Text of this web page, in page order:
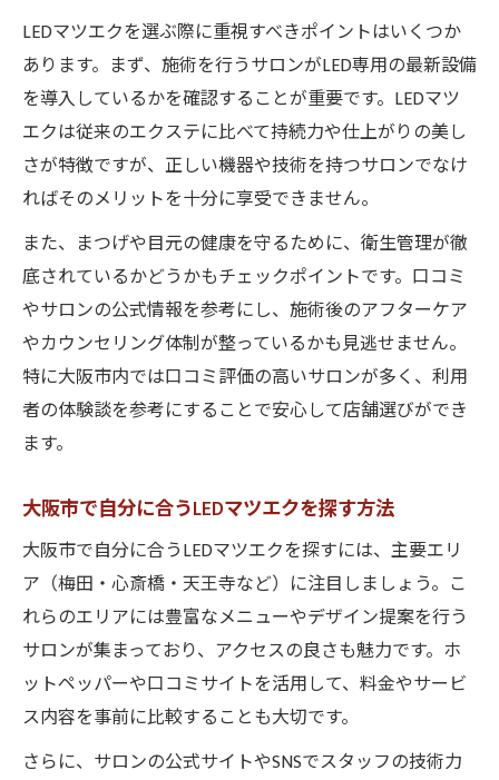
LEDマツエクを選ぶ際に重視すべきポイントはいくつか
あります。まず、施術を行うサロンがLED専用の最新設備
を導入しているかを確認することが重要です。LEDマツ
エクは従来のエクステに比べて持続力や仕上がりの美し
さが特徴ですが、正しい機器や技術を持つサロンでなけ
ればそのメリットを十分に享受できません。
また、まつげや目元の健康を守るために、衛生管理が徹
底されているかどうかもチェックポイントです。口コミ
やサロンの公式情報を参考にし、施術後のアフターケア
やカウンセリング体制が整っているかも見逃せません。
特に大阪市内では口コミ評価の高いサロンが多く、利用
者の体験談を参考にすることで安心して店舗選びができ
ます。
大阪市で自分に合うLEDマツエクを探す方法
大阪市で自分に合うLEDマツエクを探すには、主要エリ
ア（梅田・心斎橋・天王寺など）に注目しましょう。こ
れらのエリアには豊富なメニューやデザイン提案を行う
サロンが集まっており、アクセスの良さも魅力です。ホ
ットペッパーや口コミサイトを活用して、料金やサービ
ス内容を事前に比較することも大切です。
さらに、サロンの公式サイトやSNSでスタッフの技術力